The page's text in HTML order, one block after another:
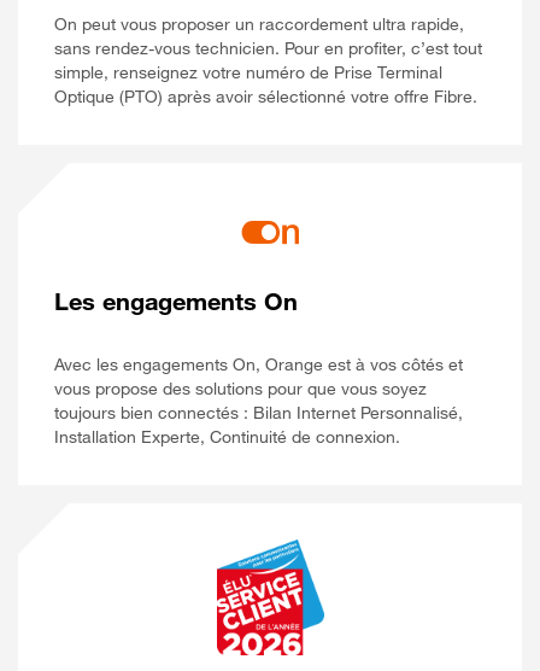
On peut vous proposer un raccordement ultra rapide,
sans rendez-vous technicien. Pour en profiter, c’est tout
simple, renseignez votre numéro de Prise Terminal
Optique (PTO) après avoir sélectionné votre offre Fibre.
Les engagements On
Avec les engagements On, Orange est à vos côtés et
vous propose des solutions pour que vous soyez
toujours bien connectés : Bilan Internet Personnalisé,
Installation Experte, Continuité de connexion.